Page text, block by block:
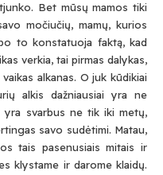
Bet mūsų mamos tiki
močiučių, mamų, kurios
to konstatuoja faktą, kad
verkia, tai pirmas dalykas,
alkanas. O juk kūdikiai
alkis dažniausiai yra ne
yra svarbus ne tik iki metų,
savo sudėtimi. Matau,
tais pasenusiais mitais ir
klystame ir darome klaidų.